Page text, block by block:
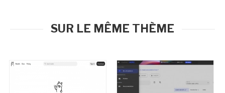
SUR LE MÊME THÈME